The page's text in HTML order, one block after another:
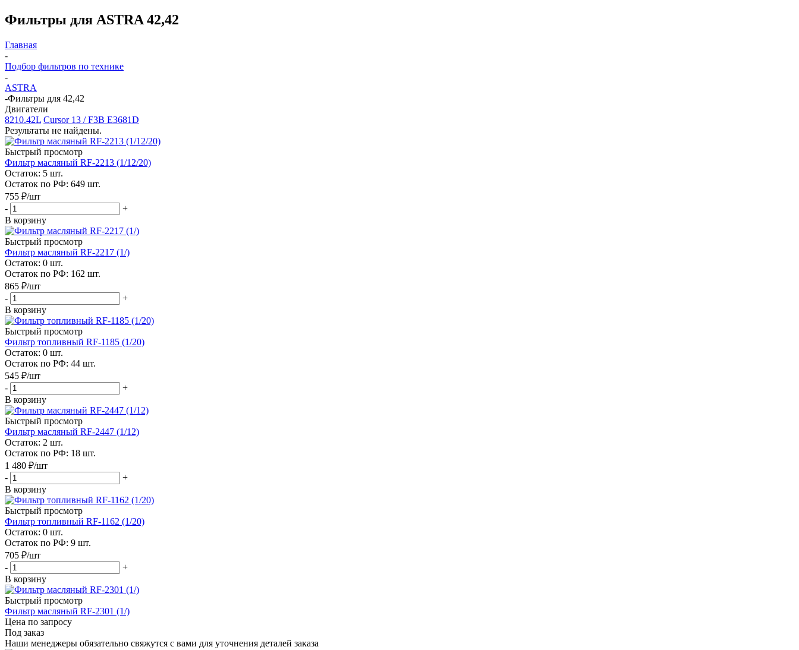
Фильтры для ASTRA 42,42
Главная
-
Подбор фильтров по технике
-
ASTRA
-Фильтры для 42,42
Двигатели
8210.42L Cursor 13 / F3B E3681D
Результаты не найдены.
Быстрый просмотр
Фильтр масляный RF-2213 (1/12/20)
Остаток: 5 шт.
Остаток по РФ: 649 шт.
755 ₽/шт
-
+
В корзину
Быстрый просмотр
Фильтр масляный RF-2217 (1/)
Остаток: 0 шт.
Остаток по РФ: 162 шт.
865 ₽/шт
-
+
В корзину
Быстрый просмотр
Фильтр топливный RF-1185 (1/20)
Остаток: 0 шт.
Остаток по РФ: 44 шт.
545 ₽/шт
-
+
В корзину
Быстрый просмотр
Фильтр масляный RF-2447 (1/12)
Остаток: 2 шт.
Остаток по РФ: 18 шт.
1 480 ₽/шт
-
+
В корзину
Быстрый просмотр
Фильтр топливный RF-1162 (1/20)
Остаток: 0 шт.
Остаток по РФ: 9 шт.
705 ₽/шт
-
+
В корзину
Быстрый просмотр
Фильтр масляный RF-2301 (1/)
Цена по запросу
Под заказ
Наши менеджеры обязательно свяжутся с вами для уточнения деталей заказа